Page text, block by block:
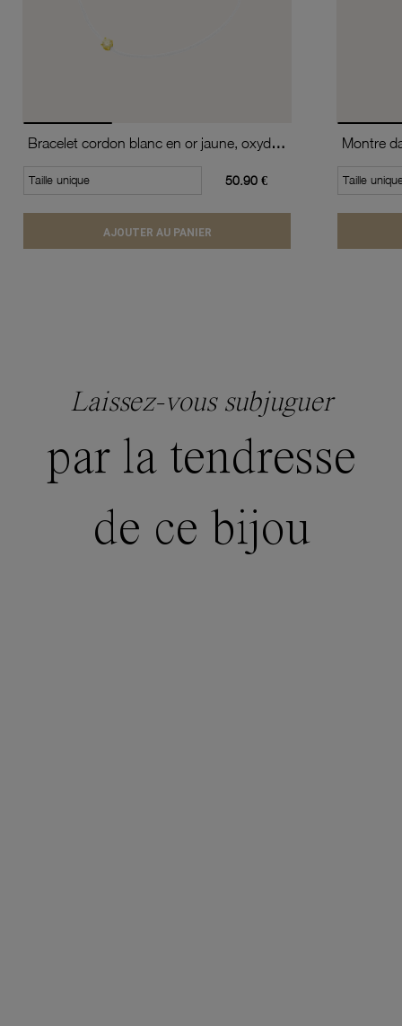
Bracelet cordon blanc en or jaune, oxyde de zirconium
Taille unique 50.90 €
AJOUTER AU PANIER
Taille
Laissez-vous subjuguer
par la tendresse
de ce bijou